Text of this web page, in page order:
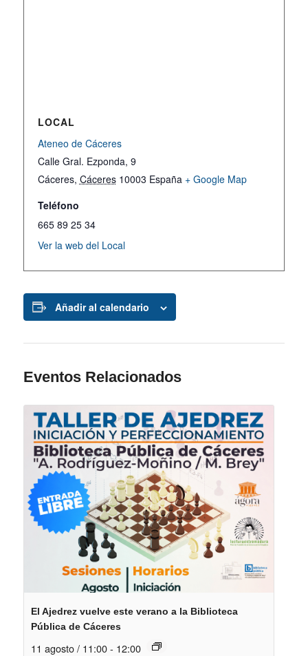
LOCAL
Ateneo de Cáceres
Calle Gral. Ezponda, 9
Cáceres, Cáceres 10003 España + Google Map
Teléfono
665 89 25 34
Ver la web del Local
Añadir al calendario
Eventos Relacionados
El Ajedrez vuelve este verano a la Biblioteca
Pública de Cáceres
11 agosto / 11:00 - 12:00